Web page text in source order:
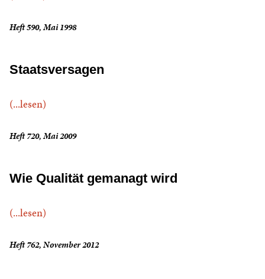
Heft 590, Mai 1998
Staatsversagen
(...lesen)
Heft 720, Mai 2009
Wie Qualität gemanagt wird
(...lesen)
Heft 762, November 2012